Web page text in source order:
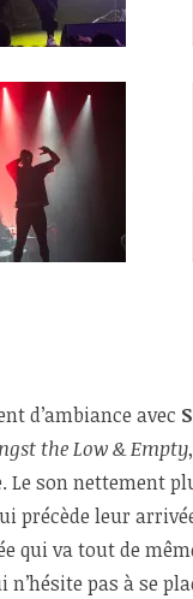
d’ambiance avec
the Low & Empty
Le son nettement
précède leur
qui va tout de
n’hésite pas à se